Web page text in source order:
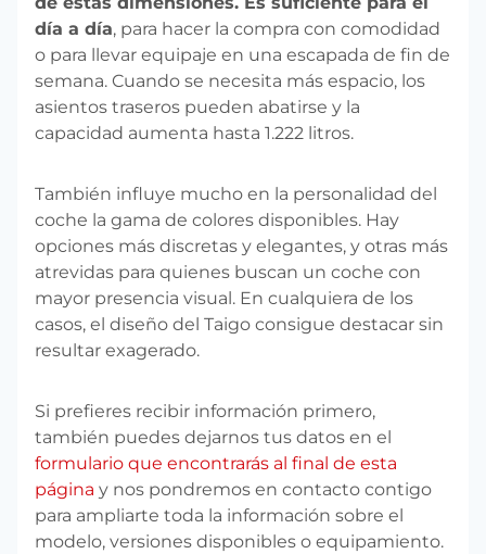
día a día, para hacer la compra con comodidad
o para llevar equipaje en una escapada de fin de
semana. Cuando se necesita más espacio, los
asientos traseros pueden abatirse y la
capacidad aumenta hasta 1.222 litros.
También influye mucho en la personalidad del
coche la gama de colores disponibles. Hay
opciones más discretas y elegantes, y otras más
atrevidas para quienes buscan un coche con
mayor presencia visual. En cualquiera de los
casos, el diseño del Taigo consigue destacar sin
resultar exagerado.
Si prefieres recibir información primero,
también puedes dejarnos tus datos en el
formulario que encontrarás al final de esta
página y nos pondremos en contacto contigo
para ampliarte toda la información sobre el
modelo, versiones disponibles o equipamiento.